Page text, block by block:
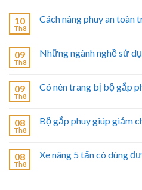
10
Th8
Cách nâng phuy an toàn
09
Th8
Những ngành nghề sử
09
Th8
Có nên trang bị bộ gắp
08
Th8
Bộ gắp phuy giúp giảm
08
Th8
Xe nâng 5 tấn có dùng